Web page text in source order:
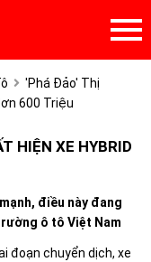
'Phá Đảo' Thị
600 Triệu
HIỆN XE HYBRID
điều này đang
ô tô Việt Nam
đoạn chuyển dịch, xe